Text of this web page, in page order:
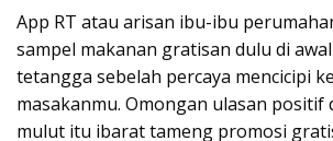
App RT atau arisan ibu-ibu
sampel makanan gratisan dulu di
tetangga sebelah percaya mencicipi
masakanmu. Omongan ulasan positif
mulut itu ibarat tameng promosi